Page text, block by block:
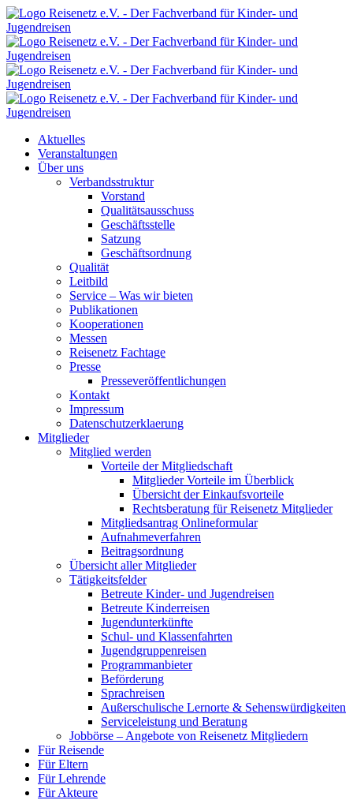
Aktuelles
Veranstaltungen
Über uns
Verbandsstruktur
Vorstand
Qualitätsausschuss
Geschäftsstelle
Satzung
Geschäftsordnung
Qualität
Leitbild
Service – Was wir bieten
Publikationen
Kooperationen
Messen
Reisenetz Fachtage
Presse
Presseveröffentlichungen
Kontakt
Impressum
Datenschutzerklaerung
Mitglieder
Mitglied werden
Vorteile der Mitgliedschaft
Mitglieder Vorteile im Überblick
Übersicht der Einkaufsvorteile
Rechtsberatung für Reisenetz Mitglieder
Mitgliedsantrag Onlineformular
Aufnahmeverfahren
Beitragsordnung
Übersicht aller Mitglieder
Tätigkeitsfelder
Betreute Kinder- und Jugendreisen
Betreute Kinderreisen
Jugendunterkünfte
Schul- und Klassenfahrten
Jugendgruppenreisen
Programmanbieter
Beförderung
Sprachreisen
Außerschulische Lernorte & Sehenswürdigkeiten
Serviceleistung und Beratung
Jobbörse – Angebote von Reisenetz Mitgliedern
Für Reisende
Für Eltern
Für Lehrende
Für Akteure